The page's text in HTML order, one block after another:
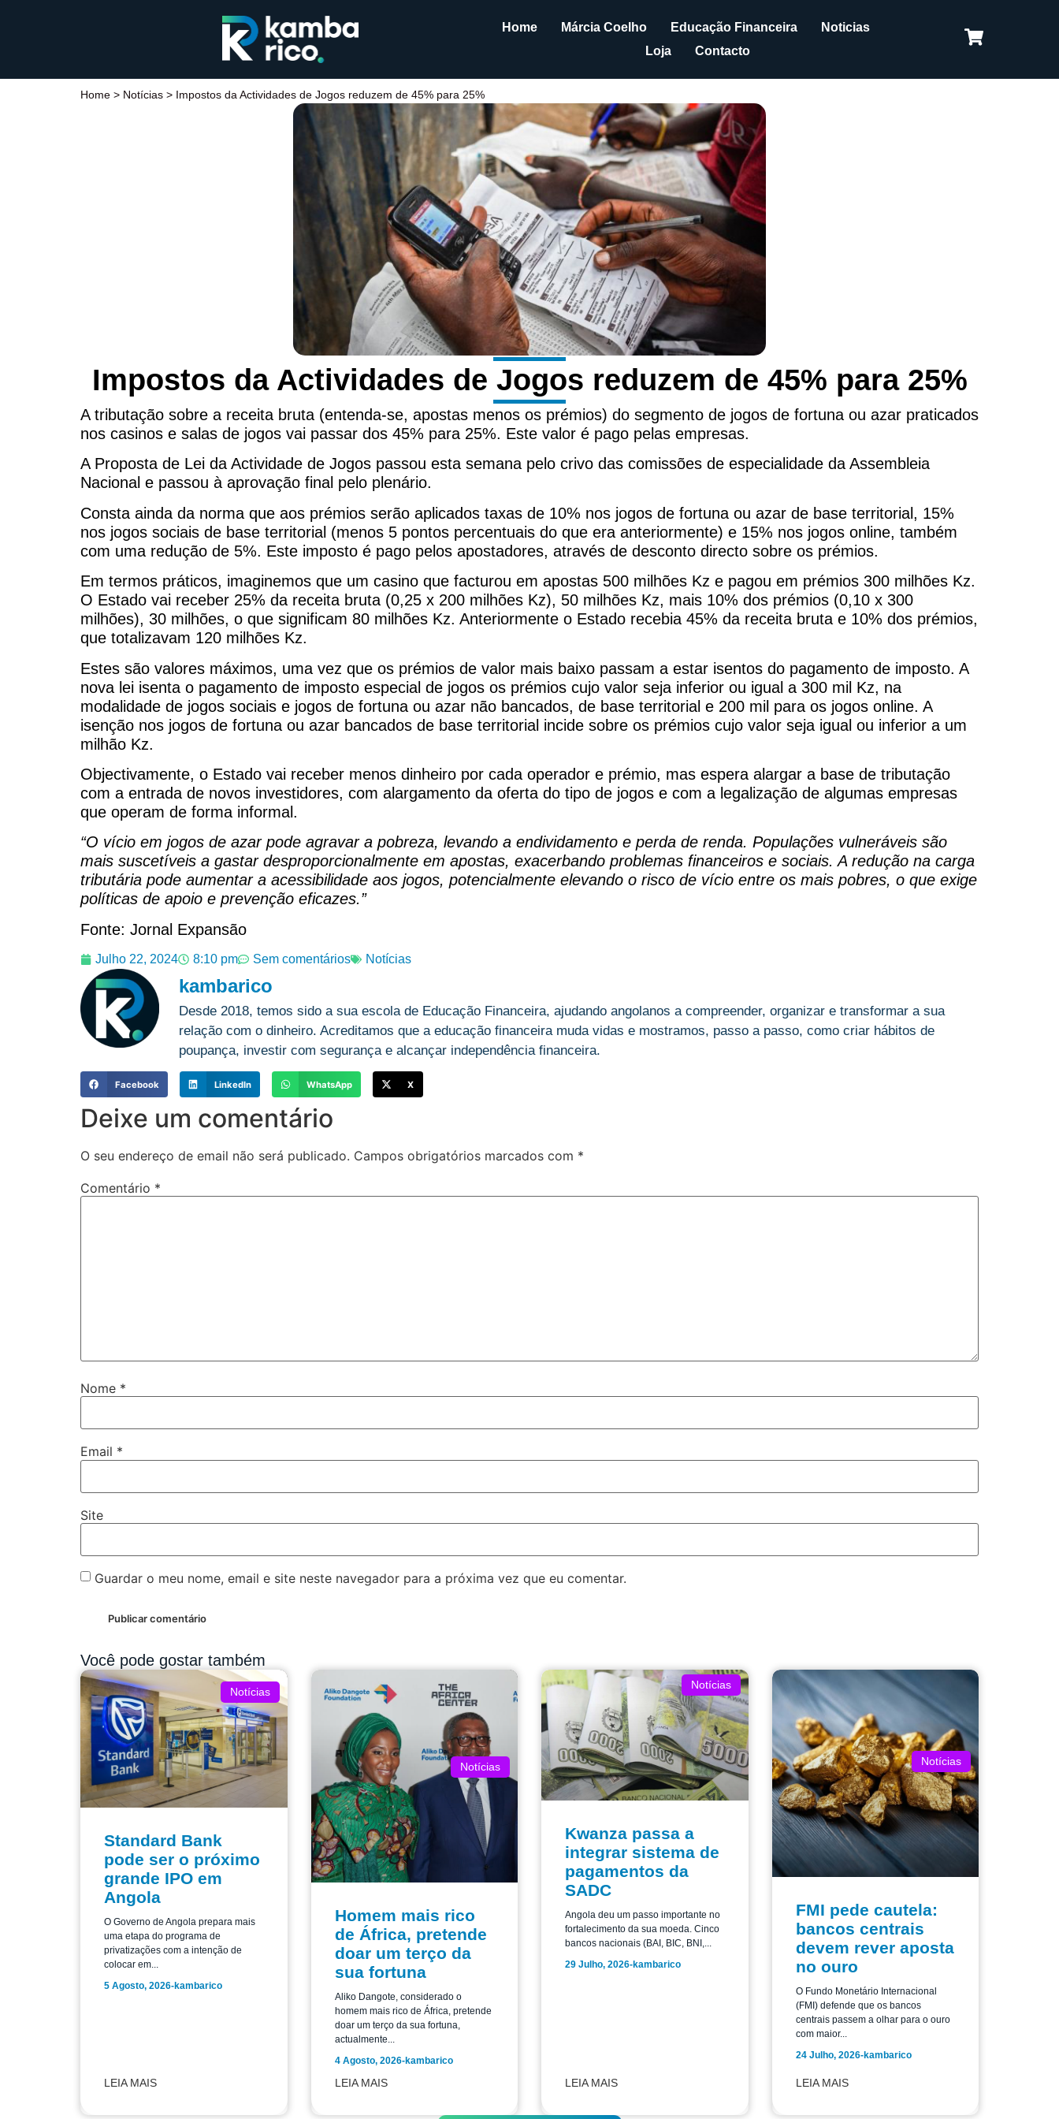
Home Márcia Coelho Educação Financeira
Noticias
Loja
Contacto
Home > Notícias > Impostos da Actividades de Jogos reduzem de 45% para 25%
Impostos da Actividades de Jogos reduzem de 45% para 25%
A tributação sobre a receita bruta (entenda-se, apostas menos os prémios) do segmento de jogos de fortuna ou azar praticados
nos casinos e salas de jogos vai passar dos 45% para 25%. Este valor é pago pelas empresas.
A Proposta de Lei da Actividade de Jogos passou esta semana pelo crivo das comissões de especialidade da Assembleia
Nacional e passou à aprovação final pelo plenário.
Consta ainda da norma que aos prémios serão aplicados taxas de 10% nos jogos de fortuna ou azar de base territorial, 15%
nos jogos sociais de base territorial (menos 5 pontos percentuais do que era anteriormente) e 15% nos jogos online, também
com uma redução de 5%. Este imposto é pago pelos apostadores, através de desconto directo sobre os prémios.
Em termos práticos, imaginemos que um casino que facturou em apostas 500 milhões Kz e pagou em prémios 300 milhões Kz.
O Estado vai receber 25% da receita bruta (0,25 x 200 milhões Kz), 50 milhões Kz, mais 10% dos prémios (0,10 x 300
milhões), 30 milhões, o que significam 80 milhões Kz. Anteriormente o Estado recebia 45% da receita bruta e 10% dos prémios,
que totalizavam 120 milhões Kz.
Estes são valores máximos, uma vez que os prémios de valor mais baixo passam a estar isentos do pagamento de imposto. A
nova lei isenta o pagamento de imposto especial de jogos os prémios cujo valor seja inferior ou igual a 300 mil Kz, na
modalidade de jogos sociais e jogos de fortuna ou azar não bancados, de base territorial e 200 mil para os jogos online. A
isenção nos jogos de fortuna ou azar bancados de base territorial incide sobre os prémios cujo valor seja igual ou inferior a um
milhão Kz.
Objectivamente, o Estado vai receber menos dinheiro por cada operador e prémio, mas espera alargar a base de tributação
com a entrada de novos investidores, com alargamento da oferta do tipo de jogos e com a legalização de algumas empresas
que operam de forma informal.
“O vício em jogos de azar pode agravar a pobreza, levando a endividamento e perda de renda. Populações vulneráveis são
mais suscetíveis a gastar desproporcionalmente em apostas, exacerbando problemas financeiros e sociais. A redução na carga
tributária pode aumentar a acessibilidade aos jogos, potencialmente elevando o risco de vício entre os mais pobres, o que exige
políticas de apoio e prevenção eficazes.”
Fonte: Jornal Expansão
Julho 22, 2024 8:10 pm Sem comentários Notícias
kambarico
Desde 2018, temos sido a sua escola de Educação Financeira, ajudando angolanos a compreender, organizar e transformar a sua
relação com o dinheiro. Acreditamos que a educação financeira muda vidas e mostramos, passo a passo, como criar hábitos de
poupança, investir com segurança e alcançar independência financeira.
Facebook LinkedIn WhatsApp X
Deixe um comentário
O seu endereço de email não será publicado. Campos obrigatórios marcados com *
Comentário *
Nome *
Email *
Site
Guardar o meu nome, email e site neste navegador para a próxima vez que eu comentar.
Você pode gostar também
Notícias
Standard Bank
pode ser o próximo
grande IPO em
Angola
O Governo de Angola prepara mais
uma etapa do programa de
privatizações com a intenção de
colocar em...
5 Agosto, 2026-kambarico
LEIA MAIS
Notícias
Homem mais rico
de África, pretende
doar um terço da
sua fortuna
Aliko Dangote, considerado o
homem mais rico de África, pretende
doar um terço da sua fortuna,
actualmente...
4 Agosto, 2026-kambarico
LEIA MAIS
Notícias
Kwanza passa a
integrar sistema de
pagamentos da
SADC
Angola deu um passo importante no
fortalecimento da sua moeda. Cinco
bancos nacionais (BAI, BIC, BNI,...
29 Julho, 2026-kambarico
LEIA MAIS
Notícias
FMI pede cautela:
bancos centrais
devem rever aposta
no ouro
O Fundo Monetário Internacional
(FMI) defende que os bancos
centrais passem a olhar para o ouro
com maior...
24 Julho, 2026-kambarico
LEIA MAIS